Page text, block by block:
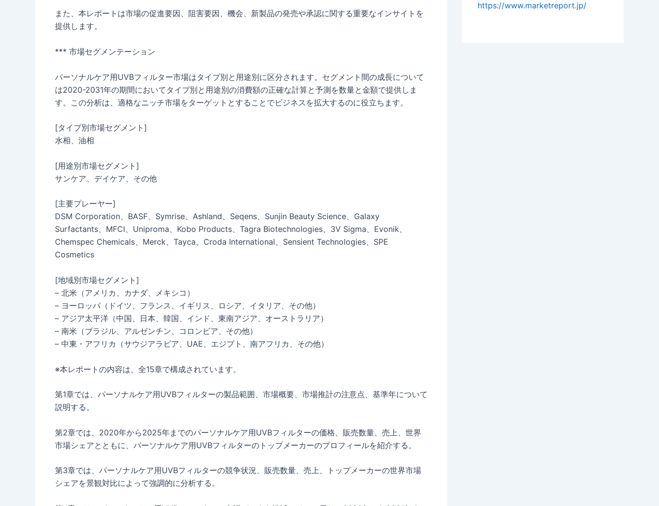
また、本レポートは市場の促進要因、阻害要因、機会、新製品の発売や承認に関する重要なインサイトを
提供します。
*** 市場セグメンテーション
パーソナルケア用UVBフィルター市場はタイプ別と用途別に区分されます。セグメント間の成長について
は2020-2031年の期間においてタイプ別と用途別の消費額の正確な計算と予測を数量と金額で提供しま
す。この分析は、適格なニッチ市場をターゲットとすることでビジネスを拡大するのに役立ちます。
[タイプ別市場セグメント]
水相、油相
[用途別市場セグメント]
サンケア、デイケア、その他
[主要プレーヤー]
DSM Corporation、BASF、Symrise、Ashland、Seqens、Sunjin Beauty Science、Galaxy
Surfactants、MFCI、Uniproma、Kobo Products、Tagra Biotechnologies、3V Sigma、Evonik、
Chemspec Chemicals、Merck、Tayca、Croda International、Sensient Technologies、SPE
Cosmetics
[地域別市場セグメント]
– 北米（アメリカ、カナダ、メキシコ）
– ヨーロッパ（ドイツ、フランス、イギリス、ロシア、イタリア、その他）
– アジア太平洋（中国、日本、韓国、インド、東南アジア、オーストラリア）
– 南米（ブラジル、アルゼンチン、コロンビア、その他）
– 中東・アフリカ（サウジアラビア、UAE、エジプト、南アフリカ、その他）
※本レポートの内容は、全15章で構成されています。
第1章では、パーソナルケア用UVBフィルターの製品範囲、市場概要、市場推計の注意点、基準年について
説明する。
第2章では、2020年から2025年までのパーソナルケア用UVBフィルターの価格、販売数量、売上、世界
市場シェアとともに、パーソナルケア用UVBフィルターのトップメーカーのプロフィールを紹介する。
第3章では、パーソナルケア用UVBフィルターの競争状況、販売数量、売上、トップメーカーの世界市場
シェアを景観対比によって強調的に分析する。
https://www.marketreport.jp/